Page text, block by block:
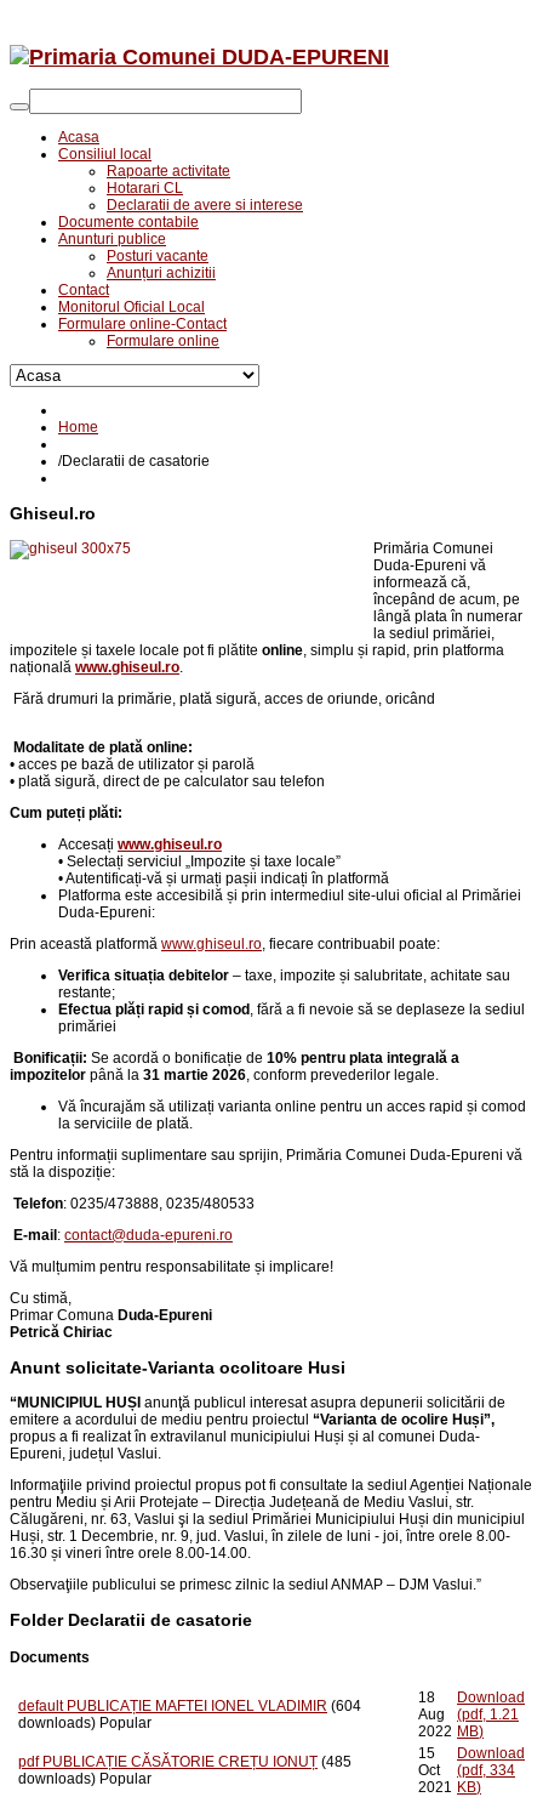
Acasa
Consiliul local
Rapoarte activitate
Hotarari CL
Declaratii de avere si interese
Documente contabile
Anunturi publice
Posturi vacante
Anunțuri achizitii
Contact
Monitorul Oficial Local
Formulare online-Contact
Formulare online
Home
/Declaratii de casatorie
Ghiseul.ro
Primăria Comunei
Duda-Epureni vă
informează că,
începând de acum, pe
lângă plata în numerar
la sediul primăriei,
impozitele și taxele locale pot fi plătite online, simplu și rapid, prin platforma
națională www.ghiseul.ro.
Fără drumuri la primărie, p lată sigură, acces de oriunde, oricând
Modalitate de plată online:
• acces pe bază de utilizator și parolă
• plată sigură, direct de pe calculator sau telefon
Cum puteți plăti:
Accesați www.ghiseul.ro
• Selectați serviciul „Impozite și taxe locale”
• Autentificați-vă și urmați pașii indicați în platformă
Platforma este accesibilă și prin intermediul site-ului oficial al Primăriei
Duda-Epureni:
Prin această platformă www.ghiseul.ro, fiecare contribuabil poate:
Verifica situația debitelor – taxe, impozite și salubritate, achitate sau
restante;
Efectua plăți rapid și comod , fără a fi nevoie să se deplaseze la sediul
primăriei
Bonificații: Se acordă o bonificație de 10% pentru plata integrală a
impozitelor până la 31 martie 2026, conform prevederilor legale.
Vă încurajăm să utilizați varianta online pentru un acces rapid și comod
la serviciile de plată.
Pentru informații suplimentare sau sprijin, Primăria Comunei Duda-Epureni vă
stă la dispoziție:
Telefon: 0235/473888, 0235/480533
E-mail : contact@duda-epureni.ro
Vă mulțumim pentru responsabilitate și implicare!
Cu stimă,
Primar Comuna Duda-Epureni
Petrică Chiriac
Anunt solicitate-Varianta ocolitoare Husi
“MUNICIPIUL HUȘI anunţă publicul interesat asupra depunerii solicitării de
emitere a acordului de mediu pentru proiectul “Varianta de ocolire Huși”,
propus a fi realizat în extravilanul municipiului Huși și al comunei Duda-
Epureni, județul Vaslui.
Informaţiile privind proiectul propus pot fi consultate la sediul Agenției Naționale
pentru Mediu și Arii Protejate – Direcția Județeană de Mediu Vaslui, str.
Călugăreni, nr. 63, Vaslui şi la sediul Primăriei Municipiului Huși din municipiul
Huși, str. 1 Decembrie, nr. 9, jud. Vaslui, în zilele de luni - joi, între orele 8.00-
16.30 și vineri între orele 8.00-14.00.
Observaţiile publicului se primesc zilnic la sediul ANMAP – DJM Vaslui.”
Folder Declaratii de casatorie
Documents
default PUBLICAȚIE MAFTEI IONEL VLADIMIR (604
downloads) Popular
18
Aug
2022
Download
(pdf, 1.21
MB)
pdf PUBLICAȚIE CĂSĂTORIE CREȚU IONUȚ (485
downloads) Popular
15
Oct
2021
Download
(pdf, 334
KB)